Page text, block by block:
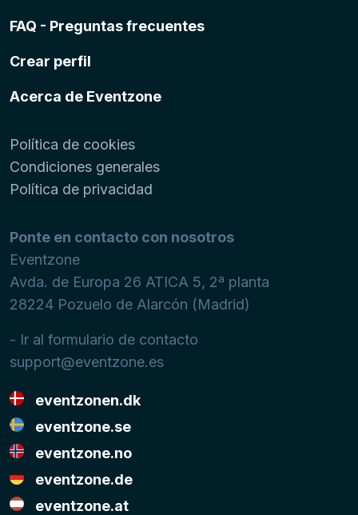
FAQ - Preguntas frecuentes
Crear perfil
Acerca de Eventzone
Política de cookies
Condiciones generales
Política de privacidad
Ponte en contacto con nosotros
Eventzone
Avda. de Europa 26 ATICA 5, 2ª planta
28224 Pozuelo de Alarcón (Madrid)
- Ir al formulario de contacto
support@eventzone.es
eventzonen.dk
eventzone.se
eventzone.no
eventzone.de
eventzone.at